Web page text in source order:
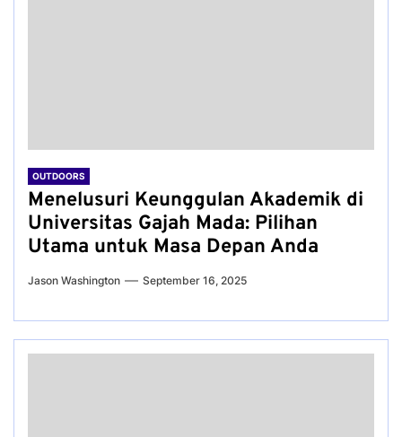
OUTDOORS
Menelusuri Keunggulan Akademik di
Universitas Gajah Mada: Pilihan
Utama untuk Masa Depan Anda
Jason Washington September 16, 2025